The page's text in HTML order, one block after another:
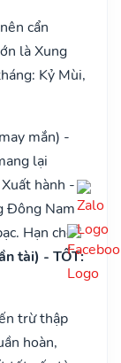
cẩn
là Xung
Kỷ Mùi,
mắn) -
lại
hành -
Đông Nam
Hạn chế
tài) - TỐT:
trừ thập
hoàn,